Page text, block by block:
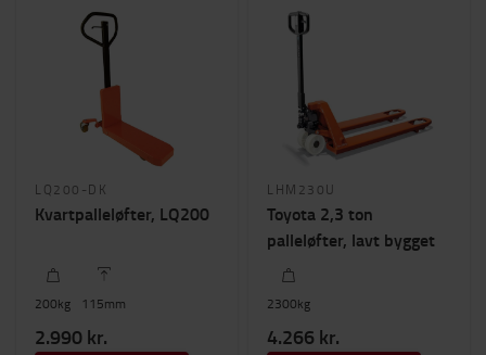
Specielt miljø
Kapacitet
Løftehøjde (mm)
400mm
23000kr.
LQ200-DK
Kvartpalleløfter, LQ200
200kg 115mm
2.990 kr.
LHM230U
Toyota 2,3 ton
palleløfter, lavt bygget
2300kg
4.266 kr.